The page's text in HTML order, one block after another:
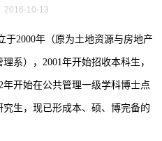
2016-10-13
于2000年（原为土地资源与房地产
系），2001年开始招收本科生，
年开始在公共管理一级学科博士点
究生，现已形成本、硕、博完备的